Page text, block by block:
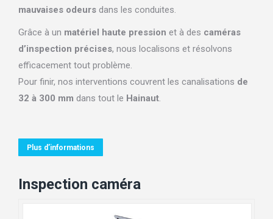
mauvaises odeurs dans les conduites.
Grâce à un matériel haute pression et à des caméras
d’inspection précises, nous localisons et résolvons
efficacement tout problème.
Pour finir, nos interventions couvrent les canalisations de
32 à 300 mm dans tout le Hainaut.
Plus d’informations
Inspection caméra